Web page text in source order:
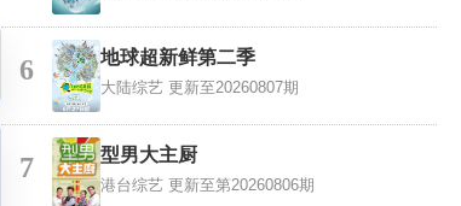
6 地球超新鲜第二季
大陆综艺 更新至20260807期
7 型男大主厨
港台综艺 更新至第20260806期